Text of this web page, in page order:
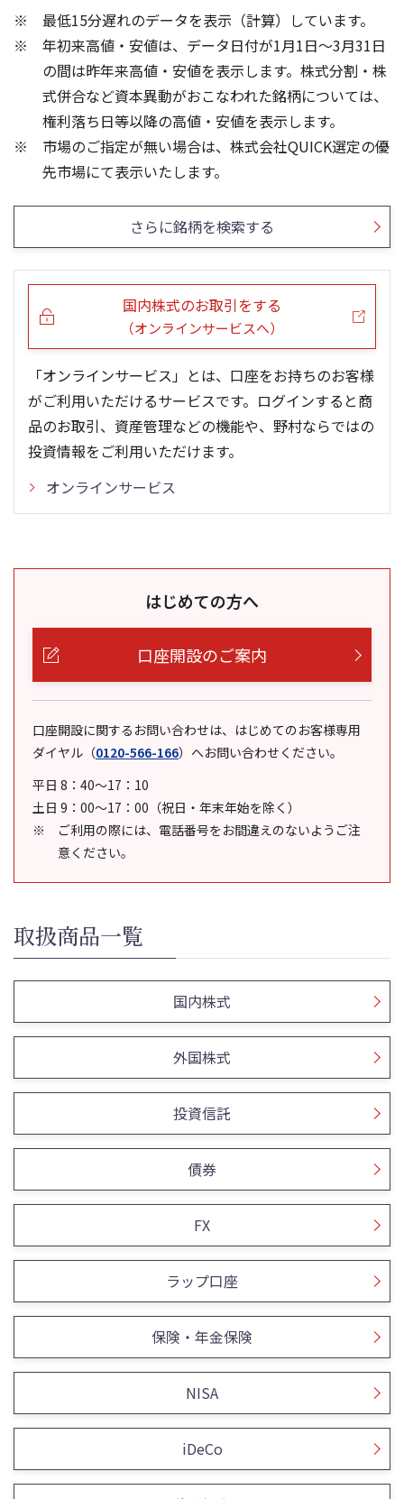
13週移動平均 26週移動平均 出来高(百万)
0
600
0
6
5ヶ月移動平均 25ヶ月移動平均 出来高(百万)
0
400
600
800
1,000
0
2
4
最低15分遅れのデータを表示（計算）しています。
年初来高値・安値は、データ日付が1月1日～3月31日
の間は昨年来高値・安値を表示します。株式分割・株
式併合など資本異動がおこなわれた銘柄については、
権利落ち日等以降の高値・安値を表示します。
市場のご指定が無い場合は、株式会社QUICK選定の優
先市場にて表示いたします。
さらに銘柄を検索する
国内株式のお取引をする
（オンラインサービスへ）
「オンラインサービス」とは、口座をお持ちのお客様
がご利用いただけるサービスです。ログインすると商
品のお取引、資産管理などの機能や、野村ならではの
投資情報をご利用いただけます。
オンラインサービス
はじめての方へ
口座開設のご案内
口座開設に関するお問い合わせは、はじめてのお客様専用
ダイヤル （0120-566-166） へお問い合わせください。
平日 8：40～17：10
土日 9：00～17：00（祝日・年末年始を除く）
ご利用の際には、電話番号をお間違えのないようご注
意ください。
取扱商品一覧
国内株式
外国株式
投資信託
債券
FX
ラップ口座
保険・年金保険
NISA
iDeCo